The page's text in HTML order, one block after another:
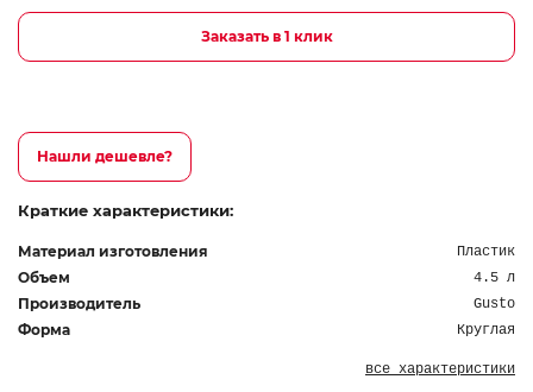
Заказать в 1 клик
Нашли дешевле?
Краткие характеристики:
Материал изготовления Пластик
Объем 4.5 л
Производитель Gusto
Форма Круглая
все характеристики